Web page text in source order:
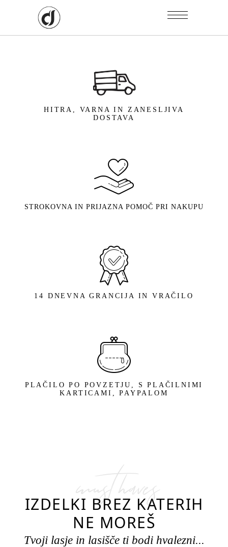
HITRA, VARNA IN ZANESLJIVA
DOSTAVA
STROKOVNA IN PRIJAZNA POMOČ PRI NAKUPU
14 DNEVNA GRANCIJA IN VRAČILO
PLAČILO PO POVZETJU, S PLAČILNIMI
KARTICAMI, PAYPALOM
must haves
IZDELKI BREZ KATERIH
NE MOREŠ
Tvoji lasje in lasišče ti bodi hvalezni...